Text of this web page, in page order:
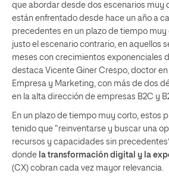
que abordar desde dos escenarios muy
están enfrentado desde hace un año a
precedentes en un plazo de tiempo muy
justo el escenario contrario, en aquellos
meses con crecimientos exponenciales
destaca Vicente Giner Crespo, doctor
Empresa y Marketing, con más de dos
en la alta dirección de empresas B2C y
En un plazo de tiempo muy corto, estos
tenido que “reinventarse y buscar una
recursos y capacidades sin
donde la transformación digital y la
(CX) cobran cada vez mayor relevancia.